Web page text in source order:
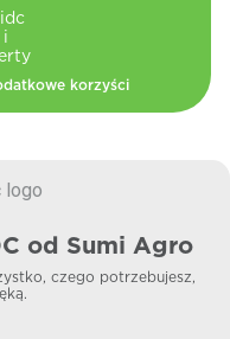
korzyści
od Sumi Agro
czego potrzebujesz,